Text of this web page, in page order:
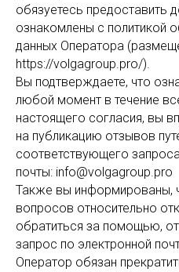
обязуетесь предоставить
ознакомлены с политикой
данных Оператора
https://volgagroup.pro/).
Вы подтверждаете, что
любой момент в течение
настоящего согласия, вы
на публикацию отзывов
соответствующего
почты: info@volgagroup.pro
Также вы информированы,
вопросов относительно
обратиться за помощью,
запрос по электронной
Оператор обязан